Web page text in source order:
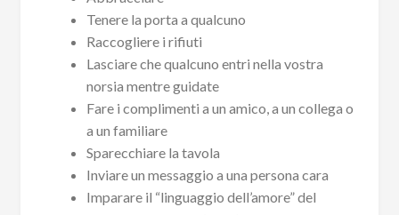
Tenere la porta a qualcuno
Raccogliere i rifiuti
Lasciare che qualcuno entri nella vostra
norsia mentre guidate
Fare i complimenti a un amico, a un collega o
a un familiare
Sparecchiare la tavola
Inviare un messaggio a una persona cara
Imparare il “linguaggio dell’amore” del